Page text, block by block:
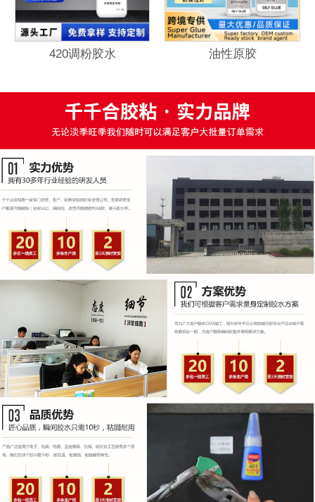
420调粉胶水 油性原胶